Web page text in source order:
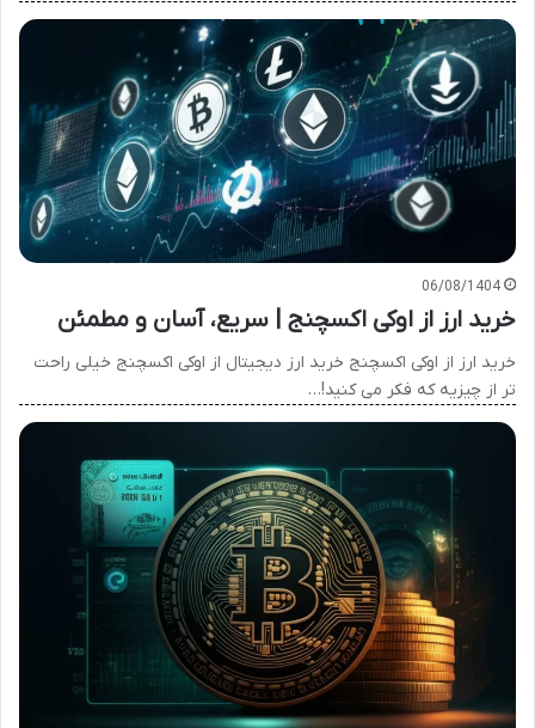
06/08/1404
خرید ارز از اوکی اکسچنج | سریع، آسان و مطمئن
خرید ارز از اوکی اکسچنج خرید ارز دیجیتال از اوکی اکسچنج خیلی راحت
تر از چیزیه که فکر می کنید!…